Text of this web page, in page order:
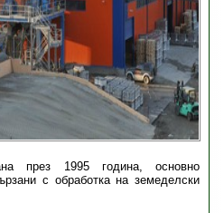
през 1995 година, основно
с обработка на земеделски